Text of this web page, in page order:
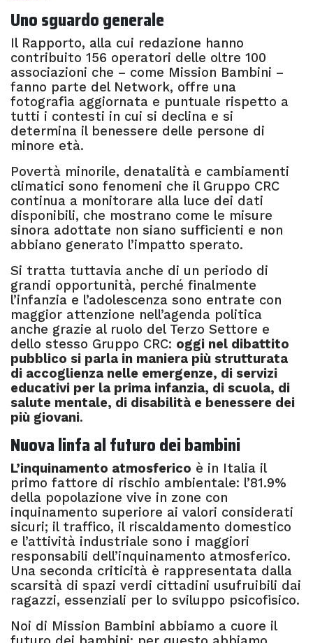
Uno sguardo generale
Il Rapporto, alla cui redazione hanno
contribuito 156 operatori delle oltre 100
associazioni che – come Mission Bambini –
fanno parte del Network, offre una
fotografia aggiornata e puntuale rispetto a
tutti i contesti in cui si declina e si
determina il benessere delle persone di
minore età.
Povertà minorile, denatalità e cambiamenti
climatici sono fenomeni che il Gruppo CRC
continua a monitorare alla luce dei dati
disponibili, che mostrano come le misure
sinora adottate non siano sufficienti e non
abbiano generato l’impatto sperato.
Si tratta tuttavia anche di un periodo di
grandi opportunità, perché finalmente
l’infanzia e l’adolescenza sono entrate con
maggior attenzione nell’agenda politica
anche grazie al ruolo del Terzo Settore e
dello stesso Gruppo CRC: oggi nel dibattito
pubblico si parla in maniera più strutturata
di accoglienza nelle emergenze, di servizi
educativi per la prima infanzia, di scuola, di
salute mentale, di disabilità e benessere dei
più giovani.
Nuova linfa al futuro dei bambini
L’inquinamento atmosferico è in Italia il
primo fattore di rischio ambientale: l’81.9%
della popolazione vive in zone con
inquinamento superiore ai valori considerati
sicuri; il traffico, il riscaldamento domestico
e l’attività industriale sono i maggiori
responsabili dell’inquinamento atmosferico.
Una seconda criticità è rappresentata dalla
scarsità di spazi verdi cittadini usufruibili dai
ragazzi, essenziali per lo sviluppo psicofisico.
Noi di Mission Bambini abbiamo a cuore il